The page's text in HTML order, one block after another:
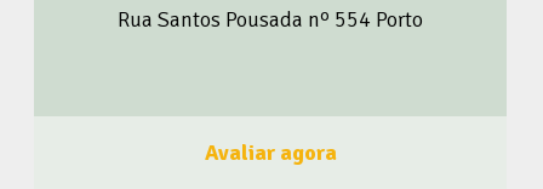
membro do BrasileiroSou! Clique aqui e Faça Parte!
Rua Santos Pousada nº 554 Porto
Avaliar agora